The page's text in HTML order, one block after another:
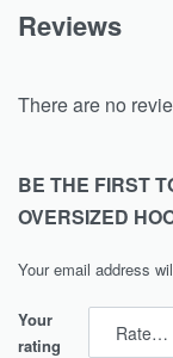
Reviews
There are no
BE THE FIRST
OVERSIZED
Your email address
Your
rating